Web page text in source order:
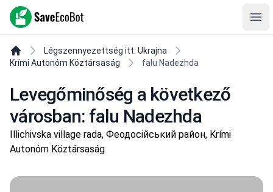
SaveEcoBot
Légszennyezettség itt: Ukrajna
Krími Autonóm Köztársaság
falu Nadezhda
Levegőminőség a következő
városban: falu Nadezhda
Illichivska village rada, Феодосійський район, Krími
Autonóm Köztársaság